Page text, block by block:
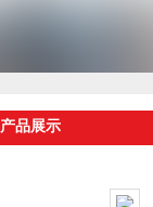
产品展示